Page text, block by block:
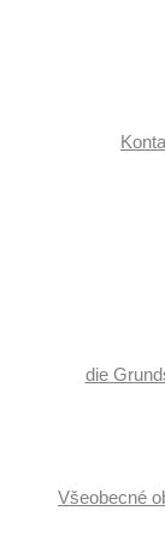
die
Všeobecné